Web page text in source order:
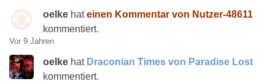
oelke hateinen Kommentar von Nutzer-48611
kommentiert.
Vor 9 Jahren
oelke hat Draconian Times von Paradise Lost
kommentiert.